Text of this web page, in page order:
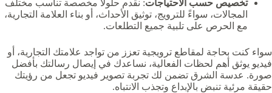
تخصيص حسب الاحتياجات: نقدم حلولاً مخصصة تناسب مختلف
المجالات، سواءً للترويج، توثيق الأحداث، أو بناء العلامة التجارية،
مع الحرص على تلبية جميع التطلعات.
سواء كنت بحاجة لمقاطع ترويجية تعزز من تواجد علامتك التجارية، أو
فيديو يوثق أهم لحظات الفعالية، نساعدك في إيصال رسالتك بأفضل
صورة. عدسة الشرق تضمن لك تجربة تصوير فيديو تجعل من رؤيتك
حقيقة مرئية تنبض بالإبداع وتجذب الانتباه.